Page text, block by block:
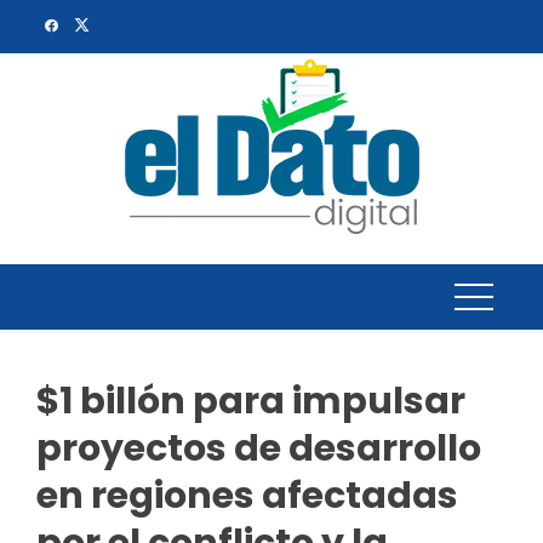
$1 billón para impulsar
proyectos de desarrollo
en regiones afectadas